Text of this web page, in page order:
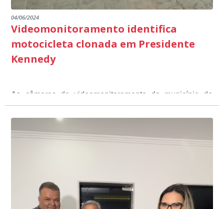
04/06/2024
Videomonitoramento identifica
motocicleta clonada em Presidente
Kennedy
As câmeras de videomonitoramento do município de
Presidente Kennedy identificaram neste fim de semana,
01 de junho, uma motocicleta com indícios de
adulteração, imediatamente, a central de
videomonitoramento acionou a Guarda Civil Municipal,
Durante a abordagem a adulteração foi comprovada,
através da conferência do Chassi, a motocicleta, bem
conta do sistema de videomonitoramento instalado
recentemente em todo o município de Presidente